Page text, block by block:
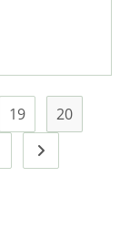
19
20
Zur nächsten